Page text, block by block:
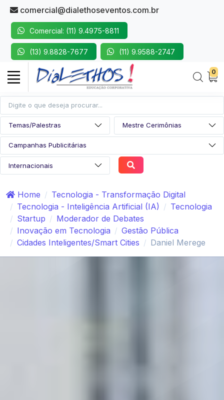
comercial@dialethoseventos.com.br
Comercial: (11) 9.4975-8811
(13) 9.8828-7677 (11) 9.9588-2747
0
Home
Tecnologia - Transformação Digital
Tecnologia - Inteligência Artificial (IA)
Tecnologia
Startup
Moderador de Debates
Inovação em Tecnologia
Gestão Pública
Cidades Inteligentes/Smart Cities
Daniel Merege